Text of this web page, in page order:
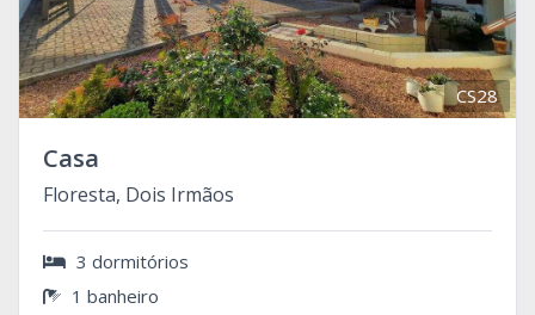
CS28
Casa
Floresta, Dois Irmãos
3 dormitórios
1 banheiro